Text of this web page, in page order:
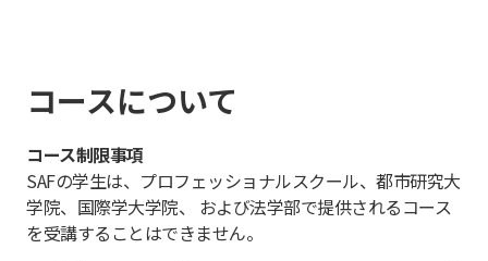
コースについて
コース制限事項
SAFの学生は、プロフェッショナルスクール、都市研究大
学院、国際学大学院、 および法学部で提供されるコース
を受講することはできません。